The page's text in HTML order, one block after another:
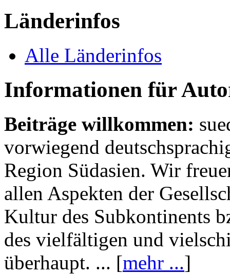
Länderinfos
Alle Länderinfos
Informationen für
Beiträge willkommen:
vorwiegend
Region Südasien. Wir
allen Aspekten der
Kultur des Subkontinents
des vielfältigen und
überhaupt. ... [mehr ...]